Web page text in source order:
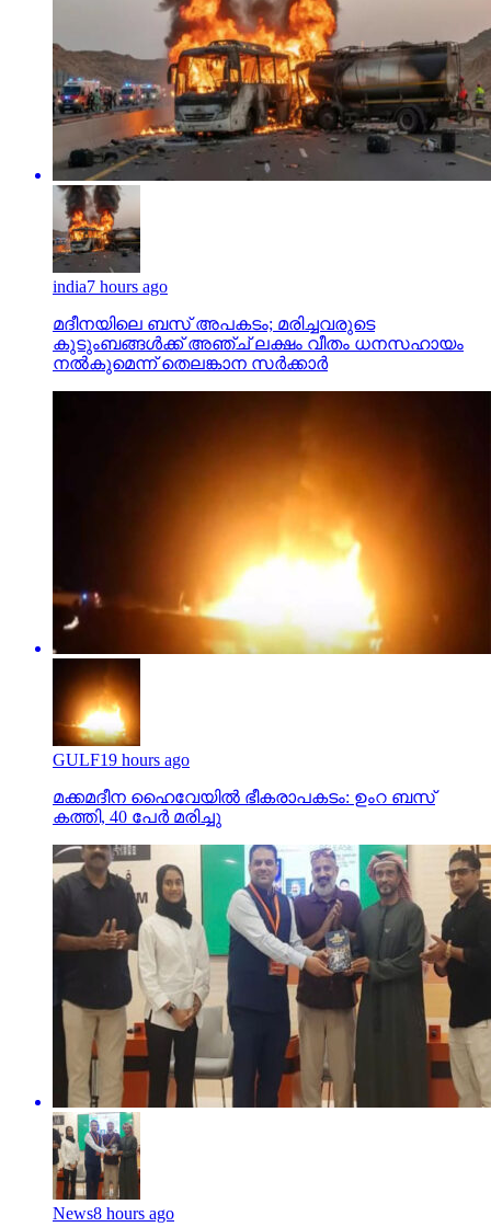
india7 hours ago
മദീനയിലെ ബസ് അപകടം; മരിച്ചവരുടെ
കുടുംബങ്ങള്‍ക്ക് അഞ്ച് ലക്ഷം വീതം ധനസഹായം
നല്‍കുമെന്ന് തെലങ്കാന സര്‍ക്കാര്‍
GULF19 hours ago
മക്കമദീന ഹൈവേയില്‍ ഭീകരാപകടം: ഉംറ ബസ്
കത്തി, 40 പേര്‍ മരിച്ചു
News8 hours ago